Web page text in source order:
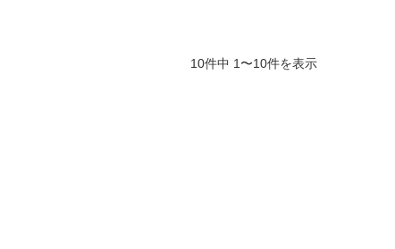
10件中 1〜10件を表示